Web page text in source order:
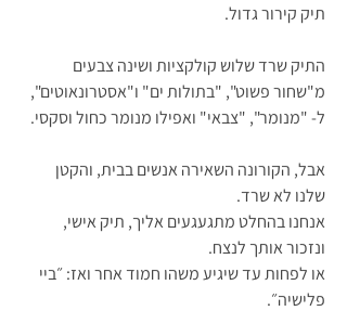
תיק קירור גדול.
התיק שרד שלוש קולקציות ושינה צבעים
מ"שחור פשוט", "בתולות ים" ו"אסטרונאוטים",
ל- "מנומר", "צבאי" ואפילו מנומר כחול וסקסי.
אבל, הקורונה השאירה אנשים בבית, והקטן
שלנו לא שרד.
אנחנו בהחלט מתגעגעים אליך, תיק אישי,
ונזכור אותך לנצח.
או לפחות עד שיגיע משהו חמוד אחר ואז: ״ביי
פלישיה״.